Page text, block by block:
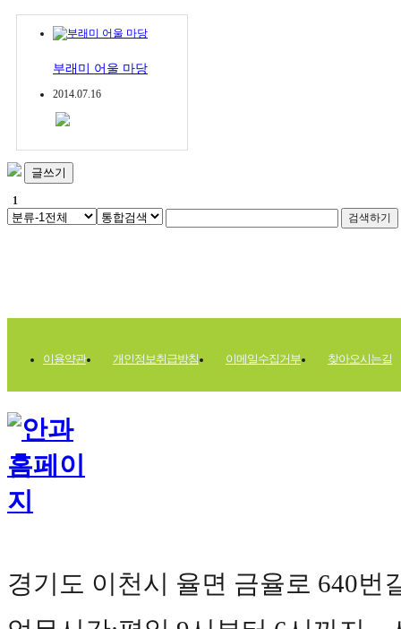
부래미 어울 마당
2014.07.16
글쓰기
1
이용약관 개인정보취급방침 이메일수집거부 찾아오시는길
경기도 이천시 율면 금율로 640